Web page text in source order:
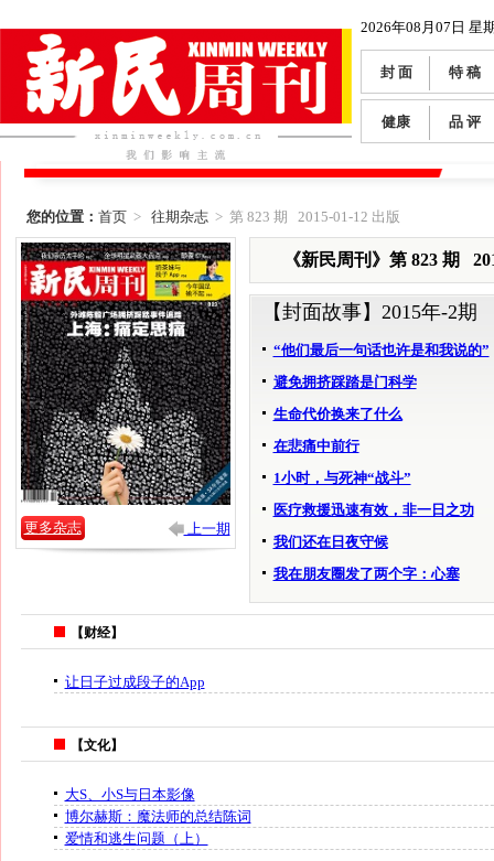
2026年08月07日 星
封 面 特 稿
健康 品 评
您的位置： 首页> 往期杂志> 第 823 期 2015-01-12 出版
更多杂志 上一期
《新民周刊》第 823 期
【封面故事】 2015年-2期
“他们最后一句话也许是和我说的”
避免拥挤踩踏是门科学
生命代价换来了什么
在悲痛中前行
1小时，与死神“战斗”
医疗救援迅速有效，非一日之功
我们还在日夜守候
我在朋友圈发了两个字：心塞
【财经】
让日子过成段子的App
【文化】
大S、小S与日本影像
博尔赫斯：魔法师的总结陈词
爱情和逃生问题（上）